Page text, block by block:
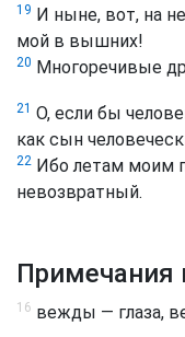
19 И ныне, вот, на
мой в вышних!
20 Многоречивые
21 О, если бы
как сын
22 Ибо летам моим
невозвратный.
Примечания
16 вежды — глаза,